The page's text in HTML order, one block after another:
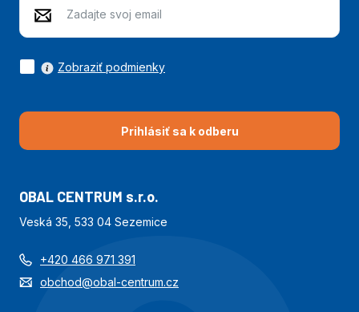
Prihlásiť sa k odberu
Zobraziť podmienky
OBAL CENTRUM s.r.o.
Veská 35, 533 04 Sezemice
+420 466 971 391
obchod@obal-centrum.cz